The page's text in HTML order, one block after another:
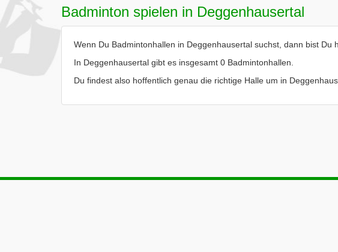
Badminton spielen in Deggenhausertal
Wenn Du Badmintonhallen in Deggenhausertal suchst, dann bist Du
In Deggenhausertal gibt es insgesamt 0 Badmintonhallen.
Du findest also hoffentlich genau die richtige Halle um in